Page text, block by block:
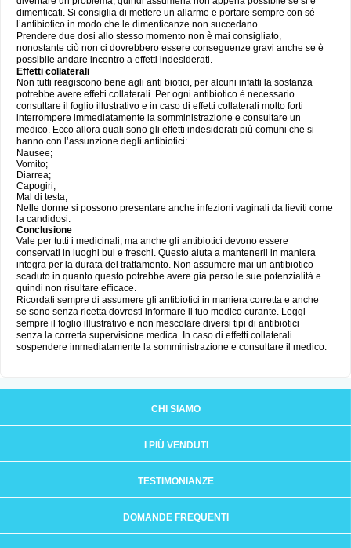
dimenticati. Si consiglia di mettere un allarme e portare sempre con sé
l’antibiotico in modo che le dimenticanze non succedano.
Prendere due dosi allo stesso momento non è mai consigliato,
nonostante ciò non ci dovrebbero essere conseguenze gravi anche se è
possibile andare incontro a effetti indesiderati.
Effetti collaterali
Non tutti reagiscono bene agli anti biotici, per alcuni infatti la sostanza
potrebbe avere effetti collaterali. Per ogni antibiotico è necessario
consultare il foglio illustrativo e in caso di effetti collaterali molto forti
interrompere immediatamente la somministrazione e consultare un
medico. Ecco allora quali sono gli effetti indesiderati più comuni che si
hanno con l’assunzione degli antibiotici:
Nausee;
Vomito;
Diarrea;
Capogiri;
Mal di testa;
Nelle donne si possono presentare anche infezioni vaginali da lieviti come
la candidosi.
Conclusione
Vale per tutti i medicinali, ma anche gli antibiotici devono essere
conservati in luoghi bui e freschi. Questo aiuta a mantenerli in maniera
integra per la durata del trattamento. Non assumere mai un antibiotico
scaduto in quanto questo potrebbe avere già perso le sue potenzialità e
quindi non risultare efficace.
Ricordati sempre di assumere gli antibiotici in maniera corretta e anche
se sono senza ricetta dovresti informare il tuo medico curante. Leggi
sempre il foglio illustrativo e non mescolare diversi tipi di antibiotici
senza la corretta supervisione medica. In caso di effetti collaterali
sospendere immediatamente la somministrazione e consultare il medico.
CHI SIAMO
I PIÙ VENDUTI
TESTIMONIANZE
DOMANDE FREQUENTI